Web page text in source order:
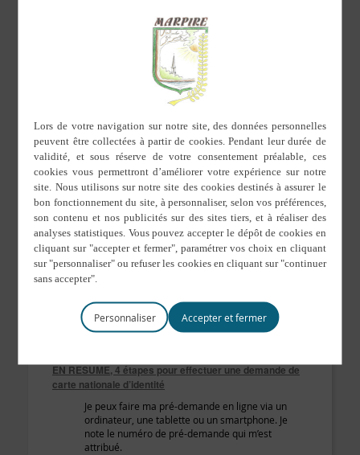
Un formulaire de pré-demande en ligne
est disponible sur le site :
https://predemande-cni.ants.gouv.fr
Cette pré-demande en ligne remplace alors le dossier
papier qui continue cependant à être accepté. Le dispositif
renouvellements.
Cette étape demeure facultative : il est possible de faire
l’intégralité de sa demande en se rendant au sein d’une
mairie équipée de bornes biométriques.
Pour des infos complémentaires pour
cette procédure, c’estici
EN RESUME, 4 étapes pour effectuer une demande de
carte nationale d’identité
Je peux faire ma pré-demande en ligne via un
ordinateur, une tablette ou un smartphone. Je
note le numéro de pré-demande qui m’est
attribué.
Personnaliser